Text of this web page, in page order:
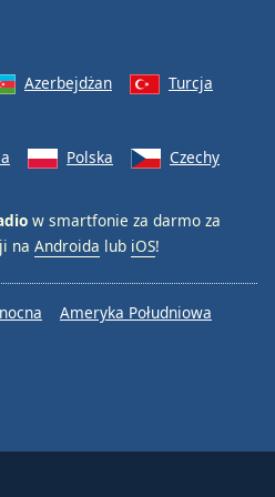
Azerbejdżan Turcja
Polska Czechy
w smartfonie za darmo za
na Androida lub iOS!
Ameryka Południowa